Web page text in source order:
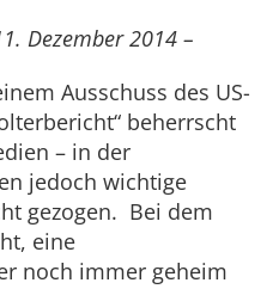
Dezember 2014 –
Ausschuss des US-
beherrscht
– in der
jedoch wichtige
gezogen. Bei dem
eine
noch immer geheim